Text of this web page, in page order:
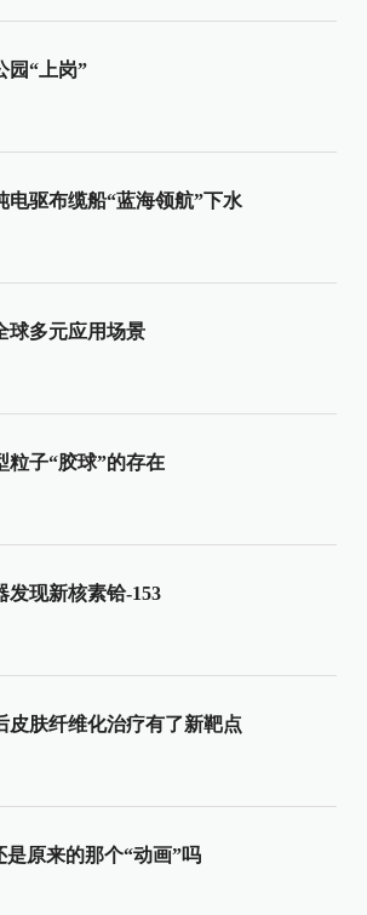
园“上岗”
电驱布缆船“蓝海领航”下水
球多元应用场景
粒子“胶球”的存在
发现新核素铪-153
皮肤纤维化治疗有了新靶点
原来的那个“动画”吗